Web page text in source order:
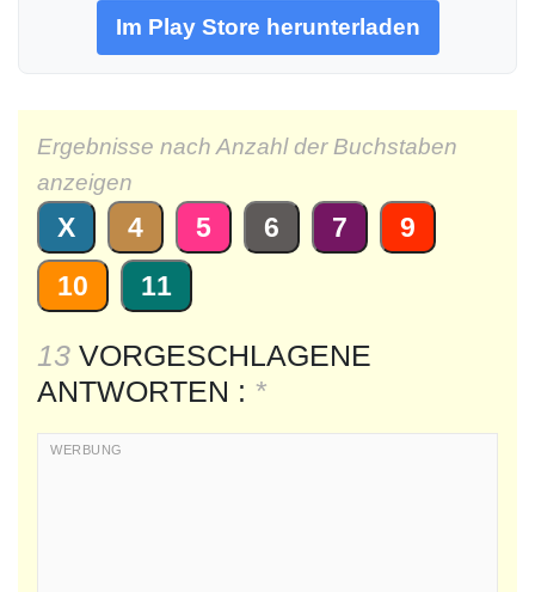
Im Play Store herunterladen
Ergebnisse nach Anzahl der Buchstaben
anzeigen
X 4 5 6 7
9
10
11
13 VORGESCHLAGENE
ANTWORTEN : *